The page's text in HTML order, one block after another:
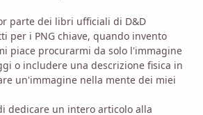
parte dei libri ufficiali di D&D
per i PNG chiave, quando invento
piace procurarmi da solo l'immagine
o includere una descrizione fisica in
un'immagine nella mente dei miei
dedicare un intero articolo alla